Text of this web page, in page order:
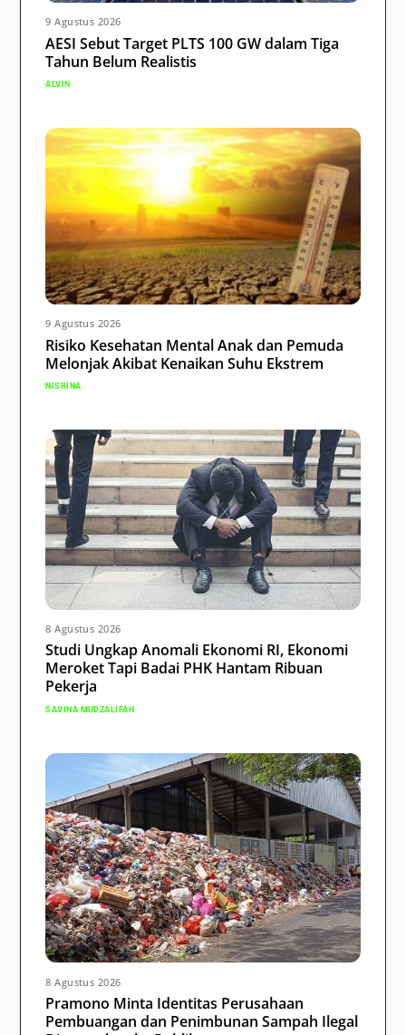
9 Agustus 2026
AESI Sebut Target PLTS 100 GW dalam Tiga
Tahun Belum Realistis
ALVIN
9 Agustus 2026
Risiko Kesehatan Mental Anak dan Pemuda
Melonjak Akibat Kenaikan Suhu Ekstrem
NISRINA
8 Agustus 2026
Studi Ungkap Anomali Ekonomi RI, Ekonomi
Meroket Tapi Badai PHK Hantam Ribuan
Pekerja
SAVINA MUDZALIFAH
8 Agustus 2026
Pramono Minta Identitas Perusahaan
Pembuangan dan Penimbunan Sampah Ilegal